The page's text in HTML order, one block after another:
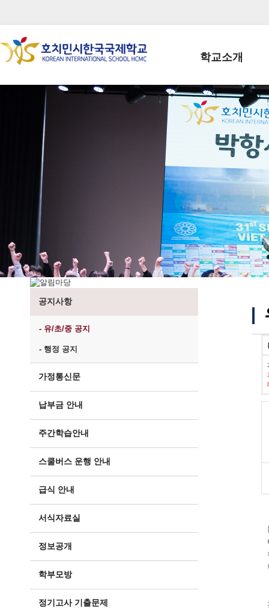
학교소개
학교장인사말
학생회장인사말
학교상징
학교 CI
교직원현황
학생현황
위치/전화
전경사진
공지사항
- 유/초/중 공지
- 행정 공지
가정통신문
납부금 안내
주간학습안내
스쿨버스 운행 안내
급식 안내
서식자료실
정보공개
학부모방
정기고사 기출문제